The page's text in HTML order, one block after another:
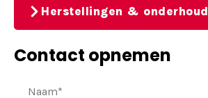
Herstellingen & onderhoud
Contact opnemen